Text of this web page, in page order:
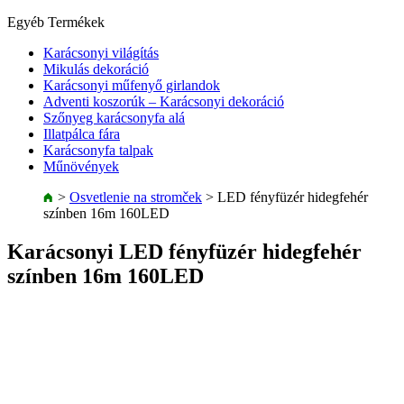
Egyéb Termékek
Karácsonyi világítás
Mikulás dekoráció
Karácsonyi műfenyő girlandok
Adventi koszorúk – Karácsonyi dekoráció
Szőnyeg karácsonyfa alá
Illatpálca fára
Karácsonyfa talpak
Műnövények
> Osvetlenie na stromček > LED fényfüzér hidegfehér
színben 16m 160LED
Karácsonyi LED fényfüzér hidegfehér
színben 16m 160LED